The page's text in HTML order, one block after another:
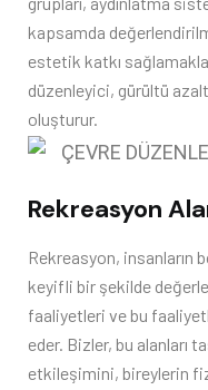
kapsamda
estetik katkı
düzenleyici, gürültü
oluşturur.
Rekreasyon
Rekreasyon, insanların
keyifli bir şekilde
faaliyetleri ve bu
eder. Bizler, bu alanları
etkileşimini, bireylerin